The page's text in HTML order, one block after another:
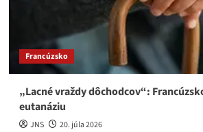
Francúzsko
„Lacné vraždy dôchodcov“:
eutanáziu
JNS
20. júla 2026